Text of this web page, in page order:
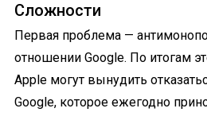
Сложности
Первая проблема —
отношении Google. По итогам
Apple могут вынудить
Google, которое ежегодно